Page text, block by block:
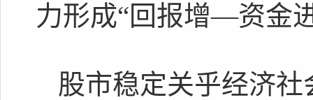
力形成“回报增—资金
股市稳定关乎经济